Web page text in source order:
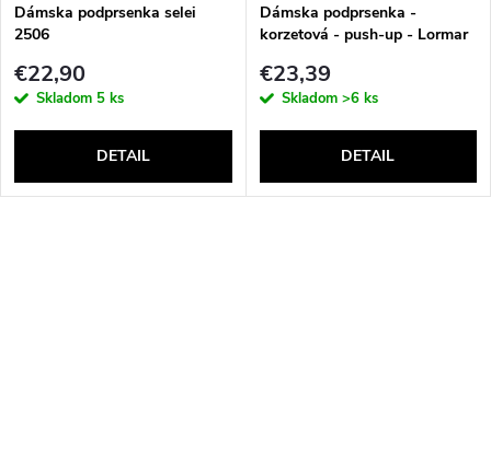
Dámska podprsenka selei
2506
€22,90
Skladom 5 ks
DETAIL
Dámska podprsenka -
korzetová - push-up - Lormar
€23,39
Skladom >6 ks
DETAIL